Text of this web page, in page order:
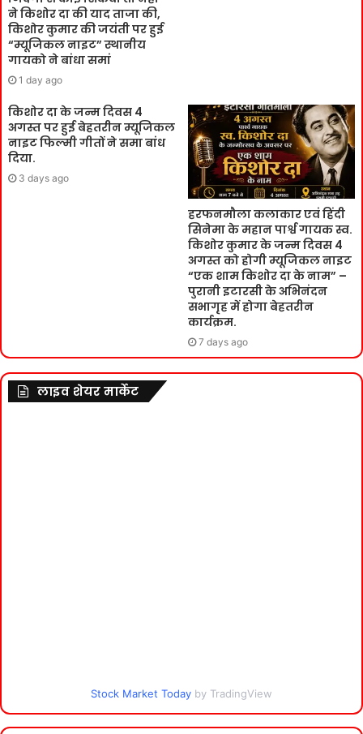
ने किशोर दा की याद ताजा की,
किशोर कुमार की जयंती पर हुई
“म्यूजिकल नाइट” स्थानीय
गायको ने बांधा समां
1 day ago
किशोर दा के जन्म दिवस 4
अगस्त पर हुई बेहतरीन म्यूजिकल
नाइट फिल्मी गीतों ने समा बांध
दिया.
3 days ago
हरफनमौला कलाकार एवं हिंदी
सिनेमा के महान पार्श्व गायक स्व.
किशोर कुमार के जन्म दिवस 4
अगस्त को होगी म्यूजिकल नाइट
“एक शाम किशोर दा के नाम” –
पुरानी इटारसी के अभिनंदन
सभागृह में होगा बेहतरीन
कार्यक्रम.
7 days ago
लाइव शेयर मार्केट
Stock Market Today by TradingView